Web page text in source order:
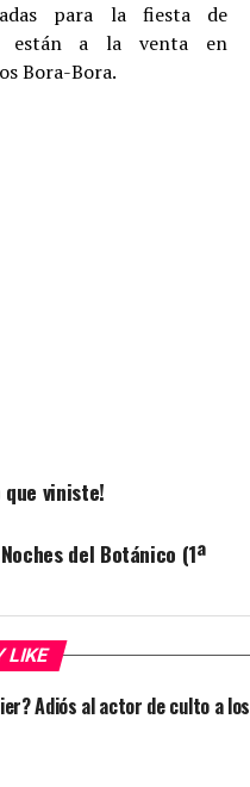
para la fiesta de
están a la venta en
Bora-Bora.
que viniste!
del Botánico (1ª
LIKE
Adiós al actor de culto a los